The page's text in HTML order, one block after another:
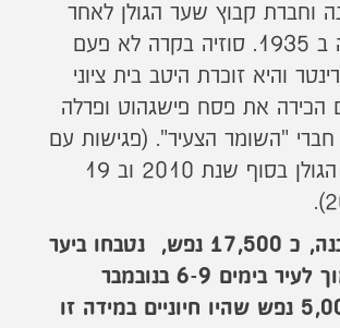
וחברת קבוץ שער הגולן לאחר
עלייתה ארצה ב 1935. סוזיה בקרה לא פעם
והיא זוכרת היטב בית ציוני
הכירה את פסח פישגהוט ופרלה
חברי "השומר הצעיר". (פגישות עם
סוזיה בשער הגולן בסוף שנת 2010 וב 19
רוב יהודי רובנה, כ 17,500 נפש, נטבחו ביער
סוסנקי הסמוך לעיר בימים 6-9 בנובמבר
1941. כ 5,000 נפש שהיו חיוניים במידה זו